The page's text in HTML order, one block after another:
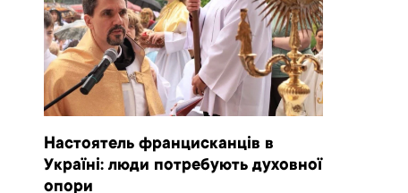
Настоятель францисканців в
Україні: люди потребують духовної
опори